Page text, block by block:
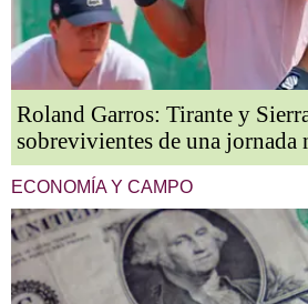
Roland Garros: Tirante y
sobrevivientes de una jornada
ECONOMÍA Y CAMPO